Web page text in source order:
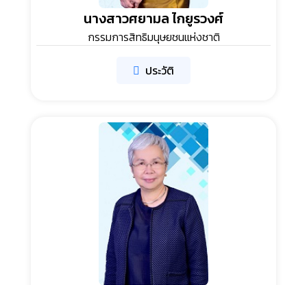
นางสาวศยามล ไกยูรวงศ์
กรรมการสิทธิมนุษยชนแห่งชาติ
ประวัติ